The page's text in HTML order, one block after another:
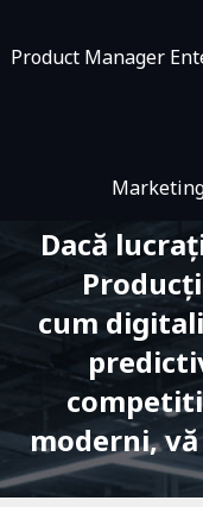
Product Manager
Dacă
cum
moderni,